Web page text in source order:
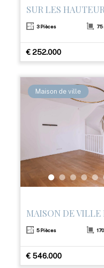
SUR LES
3 Pièces 75
€ 252.000
Maison de ville
5 Pièces
€ 546.000